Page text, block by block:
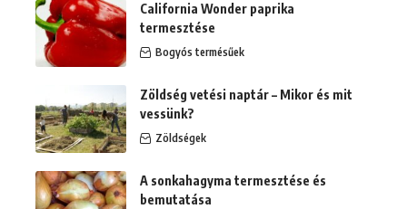
California Wonder paprika
termesztése
Bogyós termésűek
Zöldség vetési naptár – Mikor és mit
vessünk?
Zöldségek
A sonkahagyma termesztése és
bemutatása